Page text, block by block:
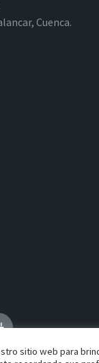
Cuenca.
Youtube
sitio web para